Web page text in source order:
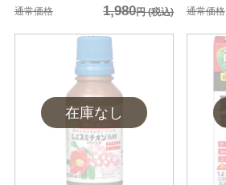
通常価格 1,980円(税込) 通常価格